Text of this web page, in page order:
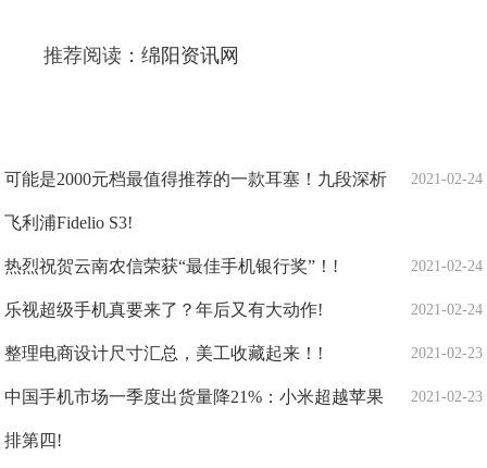
推荐阅读：绵阳资讯网
2021-02-24
可能是2000元档最值得推荐的一款耳塞！九段深析
飞利浦Fidelio S3!
2021-02-24
热烈祝贺云南农信荣获“最佳手机银行奖”！!
2021-02-24
乐视超级手机真要来了？年后又有大动作!
2021-02-23
整理电商设计尺寸汇总，美工收藏起来！!
2021-02-23
中国手机市场一季度出货量降21%：小米超越苹果
排第四!